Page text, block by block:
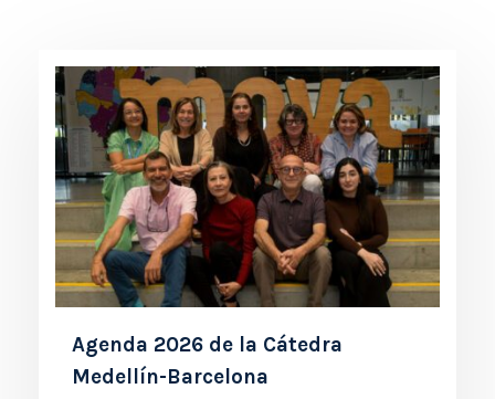
Agenda 2026 de la Cátedra
Medellín-Barcelona